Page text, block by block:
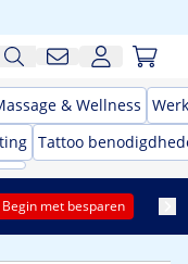
& Wellness
Tattoo
Begin met besparen